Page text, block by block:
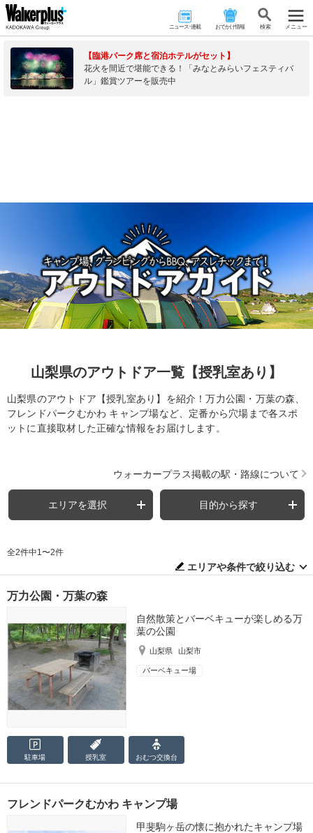
ニュース･連載 おでかけ情報 検 索 メニュー
【臨港パーク席と宿泊ホテルがセット】
花火を間近で堪能できる！「みなとみらいフェスティバ
ル」鑑賞ツアーを販売中
山梨県のアウトドア一覧【授乳室あり】
山梨県のアウトドア【授乳室あり】を紹介！万力公園・万葉の森、
フレンドパークむかわ キャンプ場など、定番から穴場まで各スポ
ットに直接取材した正確な情報をお届けします。
ウォーカープラス掲載の駅・路線について
エリアを選択 目的から探す
全2件中1〜2件
エリアや条件で絞り込む
万力公園・万葉の森
自然散策とバーベキューが楽しめる万
葉の公園
山梨県 山梨市
バーベキュー場
駐車場 授乳室 おむつ交換台
フレンドパークむかわ キャンプ場
甲斐駒ヶ岳の懐に抱かれたキャンプ場